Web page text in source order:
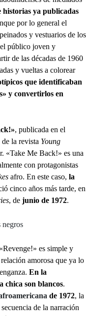
historias ya publicadas
por lo general el
y vestuarios de los
el público joven y
de las décadas de 1960
y vueltas a colorear
que identificaban
y convertirlos en
, publicada en el
de la revista Young
«Take Me Back!» es una
con protagonistas
afro. En este caso, la
cinco años más tarde, en
, de junio de 1972.
negros
es simple y
amorosa que ya lo
En la
chica son blancos.
de 1972, la
de la narración